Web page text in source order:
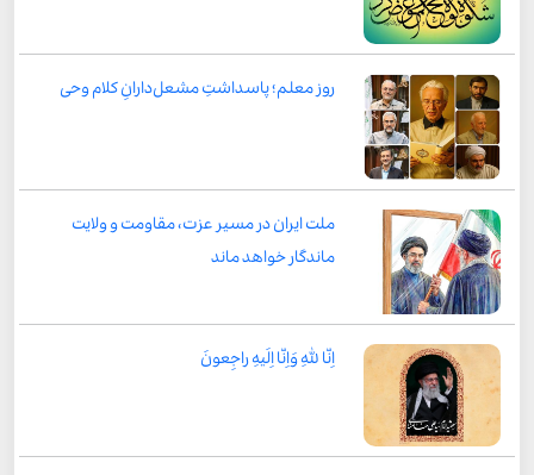
روز معلم؛ پاسداشتِ مشعل‌دارانِ کلام وحی
ملت ایران در مسیر عزت، مقاومت و ولایت
ماندگار خواهد ماند
اِنّا لِلّٰهِ وَاِنّا اِلَیهِ راجِعونَ